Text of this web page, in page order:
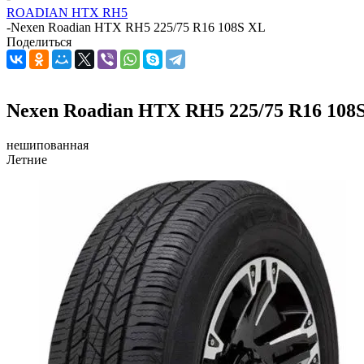
ROADIAN HTX RH5
-Nexen Roadian HTX RH5 225/75 R16 108S XL
Поделиться
Nexen Roadian HTX RH5 225/75 R16
нешипованная
Летние